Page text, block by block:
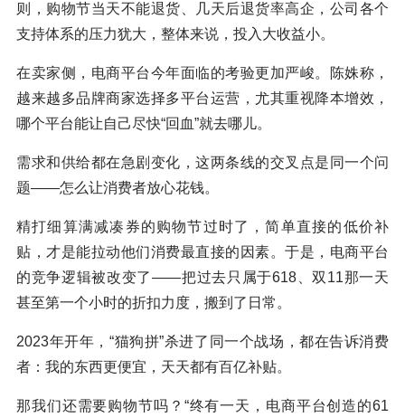
则，购物节当天不能退货、几天后退货率高企，公司各个
支持体系的压力犹大，整体来说，投入大收益小。
在卖家侧，电商平台今年面临的考验更加严峻。陈姝称，
越来越多品牌商家选择多平台运营，尤其重视降本增效，
哪个平台能让自己尽快“回血”就去哪儿。
需求和供给都在急剧变化，这两条线的交叉点是同一个问
题——怎么让消费者放心花钱。
精打细算满减凑券的购物节过时了，简单直接的低价补
贴，才是能拉动他们消费最直接的因素。于是，电商平台
的竞争逻辑被改变了——把过去只属于618、双11那一天
甚至第一个小时的折扣力度，搬到了日常。
2023年开年，“猫狗拼”杀进了同一个战场，都在告诉消费
者：我的东西更便宜，天天都有百亿补贴。
那我们还需要购物节吗？“终有一天，电商平台创造的61